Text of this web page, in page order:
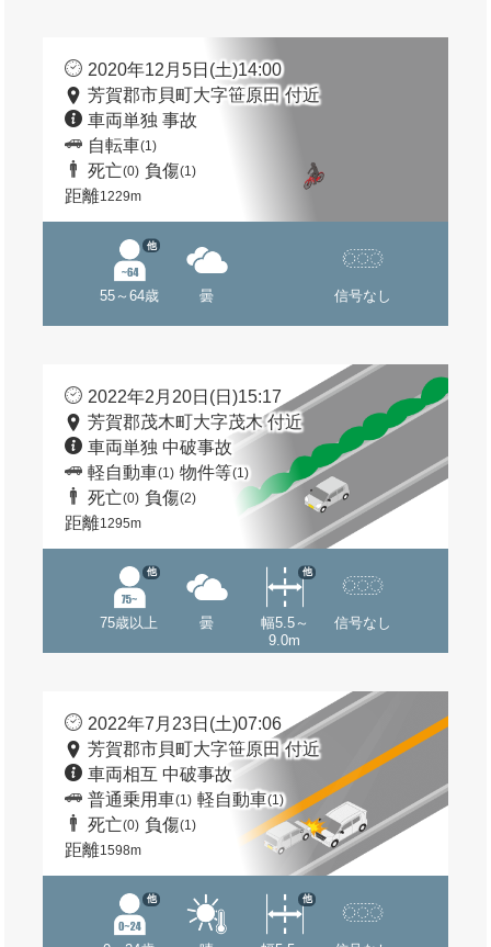
2020年12月5日(土)14:00
芳賀郡市貝町大字笹原田 付近
車両単独 事故
自転車(1)
死亡(0) 負傷(1)
距離1229m
55～64歳
他
曇 信号なし
2022年2月20日(日)15:17
芳賀郡茂木町大字茂木 付近
車両単独 中破事故
軽自動車(1) 物件等(1)
死亡(0) 負傷(2)
距離1295m
75歳以上
他
曇
幅5.5～
9.0m
他
信号なし
2022年7月23日(土)07:06
芳賀郡市貝町大字笹原田 付近
車両相互 中破事故
普通乗用車(1) 軽自動車(1)
死亡(0) 負傷(1)
距離1598m
他 他